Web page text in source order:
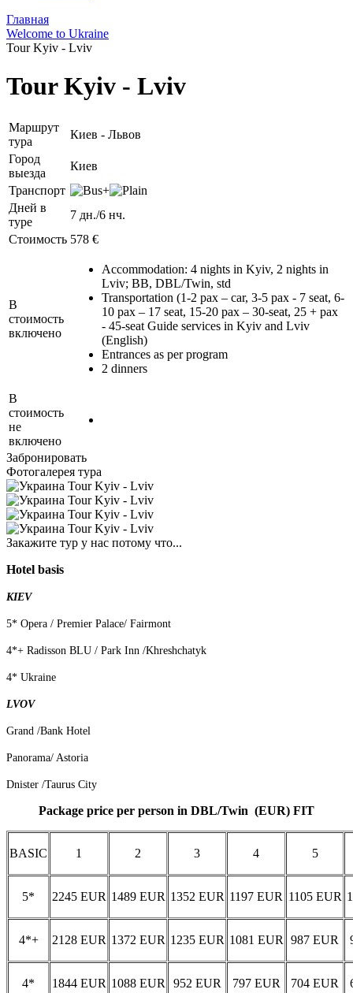
Главная
Welcome to Ukraine
Tour Kyiv - Lviv
Tour Kyiv - Lviv
Маршрут
тура
Киев - Львов
Город
выезда
Киев
Транспорт
+
Дней в
туре
7 дн./6 нч.
Стоимость 578 €
В
стоимость
включено
Accommodation: 4 nights in Kyiv, 2 nights in
Lviv; BB, DBL/Twin, std
Transportation (1-2 pax – car, 3-5 pax - 7 seat, 6-
10 pax – 17 seat, 15-20 pax – 30-seat, 25 + pax
- 45-seat Guide services in Kyiv and Lviv
(English)
Entrances as per program
2 dinners
В
стоимость
не
включено
Забронировать
Фотогалерея тура
Закажите тур у нас потому что...
Hotel basis
KIEV
5* Opera / Premier Palace/ Fairmont
4*+ Radisson BLU / Park Inn /Khreshchatyk
4* Ukraine
LVOV
Grand /Bank Hotel
Panorama/ Astoria
Dnister /Taurus City
Package price per person in DBL/Twin (EUR) FIT
BASIC 1 2 3 4 5
5* 2245 EUR 1489 EUR 1352 EUR 1197 EUR 1105 EUR
4*+ 2128 EUR 1372 EUR 1235 EUR 1081 EUR 987 EUR
4* 1844 EUR 1088 EUR 952 EUR 797 EUR 704 EUR